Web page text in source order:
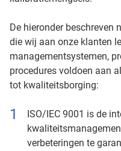
De hieronder beschreven
die wij aan onze klanten
managementsystemen,
procedures voldoen aan
tot kwaliteitsborging:
ISO/IEC 9001 is de
verbeteringen te